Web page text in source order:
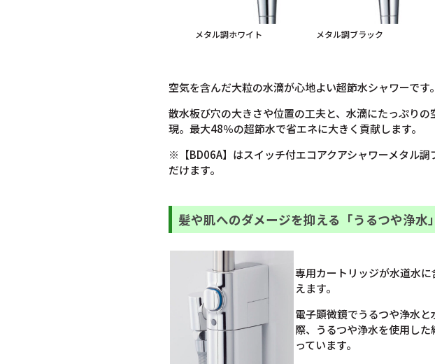
メタル調ホワイト メタル調ブラック
空気を含んだ大粒の水滴が心地よい超節水シャワーです。
散水板び穴の大きさや位置の工夫と、水滴にたっぷり
現。最大48％の超節水で省エネに大きく貢献します。
※【BD06A】はスイッチ付エコアクアシャワーメタル
だけます。
髪や肌へのダメージを抑える「うるつや浄水」
専用カートリッジが水道水
えます。
電子顕微鏡でうるつや浄水
際、うるつや浄水を使用し
っています。